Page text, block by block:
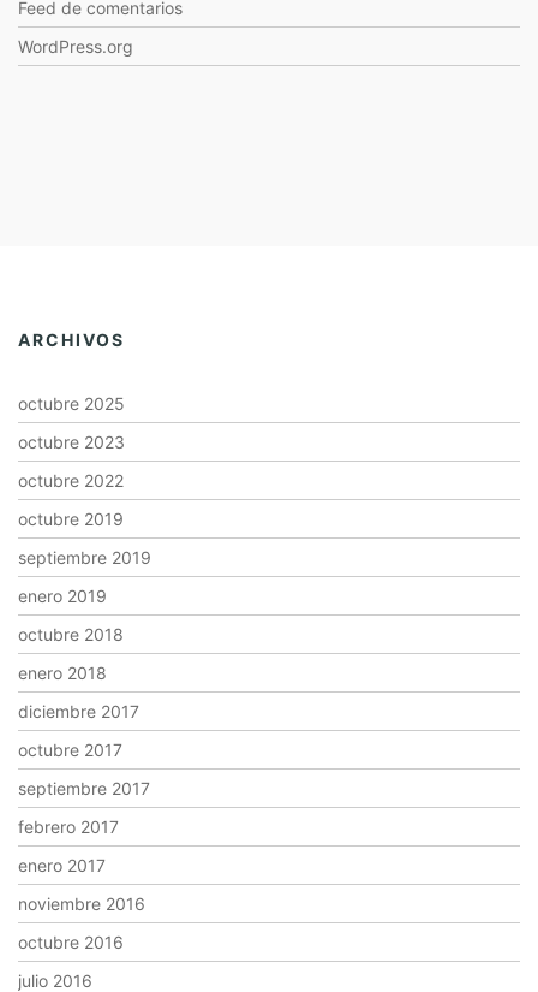
Feed de comentarios
WordPress.org
ARCHIVOS
octubre 2025
octubre 2023
octubre 2022
octubre 2019
septiembre 2019
enero 2019
octubre 2018
enero 2018
diciembre 2017
octubre 2017
septiembre 2017
febrero 2017
enero 2017
noviembre 2016
octubre 2016
julio 2016